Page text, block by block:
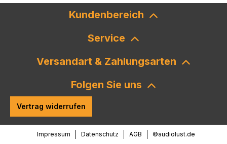
Kundenbereich
Service
Versandart & Zahlungsarten
Folgen Sie uns
Vertrag widerrufen
Impressum Datenschutz AGB ©audiolust.de